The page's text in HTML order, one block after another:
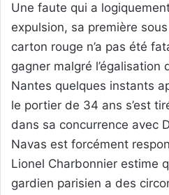
Une faute qui a
expulsion, sa première
carton rouge n’a pas été
gagner malgré l’égalisation
Nantes quelques instants
le portier de 34 ans s’est
dans sa concurrence avec
Navas est forcément
Lionel Charbonnier estime
gardien parisien a des